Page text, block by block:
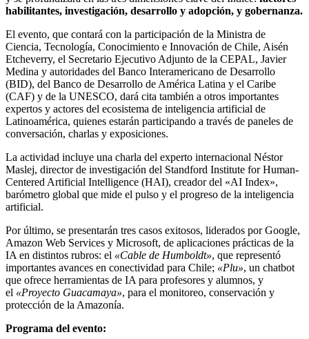
habilitantes, investigación, desarrollo y adopción, y gobernanza.
El evento, que contará con la participación de la Ministra de
Ciencia, Tecnología, Conocimiento e Innovación de Chile, Aisén
Etcheverry, el Secretario Ejecutivo Adjunto de la CEPAL, Javier
Medina y autoridades del Banco Interamericano de Desarrollo
(BID), del Banco de Desarrollo de América Latina y el Caribe
(CAF) y de la UNESCO, dará cita también a otros importantes
expertos y actores del ecosistema de inteligencia artificial de
Latinoamérica, quienes estarán participando a través de paneles de
conversación, charlas y exposiciones.
La actividad incluye una charla del experto internacional Néstor
Maslej, director de investigación del Standford Institute for Human-
Centered Artificial Intelligence (HAI), creador del «AI Index»,
barómetro global que mide el pulso y el progreso de la inteligencia
artificial.
Por último, se presentarán tres casos exitosos, liderados por Google,
Amazon Web Services y Microsoft, de aplicaciones prácticas de la
IA en distintos rubros: el «Cable de Humboldt», que representó
importantes avances en conectividad para Chile; «Plu», un chatbot
que ofrece herramientas de IA para profesores y alumnos, y
el «Proyecto Guacamaya», para el monitoreo, conservación y
protección de la Amazonía.
Programa del evento: